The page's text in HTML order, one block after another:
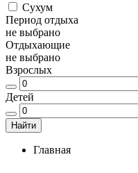
Сухум
Период отдыха
не выбрано
Отдыхающие
не выбрано
Взрослых
Детей
Найти
Главная